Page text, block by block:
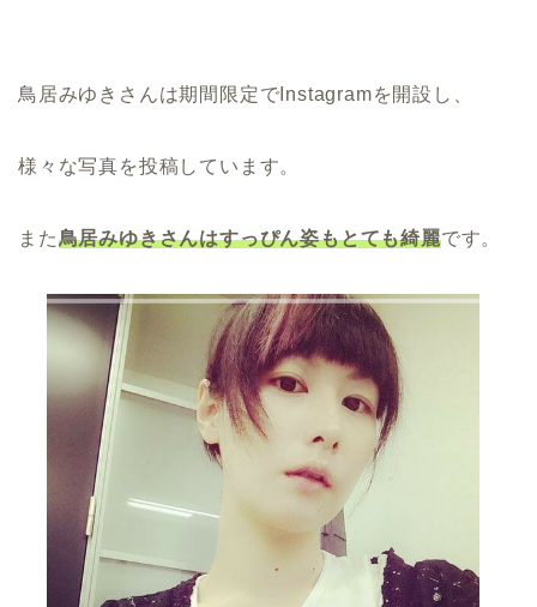
鳥居みゆきさんは期間限定でInstagramを開設し、
様々な写真を投稿しています。
また鳥居みゆきさんはすっぴん姿もとても綺麗です。